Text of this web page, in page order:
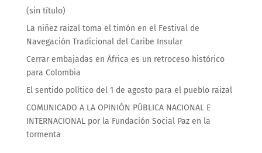
(sin título)
La niñez raizal toma el timón en el Festival de
Navegación Tradicional del Caribe Insular
Cerrar embajadas en África es un retroceso histórico
para Colombia
El sentido político del 1 de agosto para el pueblo raizal
COMUNICADO A LA OPINIÓN PÚBLICA NACIONAL E
INTERNACIONAL por la Fundación Social Paz en la
tormenta